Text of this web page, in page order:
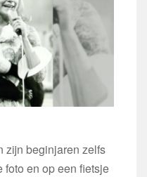
zijn beginjaren zelfs
foto en op een fietsje